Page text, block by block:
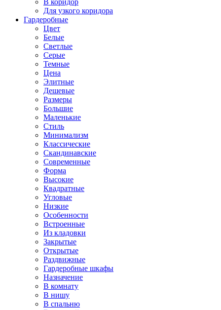
В коридор
Для узкого коридора
Гардеробные
Цвет
Белые
Светлые
Серые
Темные
Цена
Элитные
Дешевые
Размеры
Большие
Маленькие
Стиль
Минимализм
Классические
Скандинавские
Современные
Форма
Высокие
Квадратные
Угловые
Низкие
Особенности
Встроенные
Из кладовки
Закрытые
Открытые
Раздвижные
Гардеробные шкафы
Назначение
В комнату
В нишу
В спальню